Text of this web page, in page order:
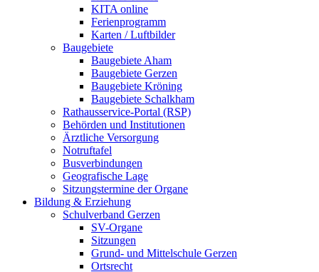
KITA online
Ferienprogramm
Karten / Luftbilder
Baugebiete
Baugebiete Aham
Baugebiete Gerzen
Baugebiete Kröning
Baugebiete Schalkham
Rathausservice-Portal (RSP)
Behörden und Institutionen
Ärztliche Versorgung
Notruftafel
Busverbindungen
Geografische Lage
Sitzungstermine der Organe
Bildung & Erziehung
Schulverband Gerzen
SV-Organe
Sitzungen
Grund- und Mittelschule Gerzen
Ortsrecht